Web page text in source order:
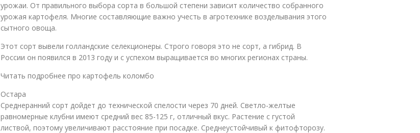
урожаи. От правильного выбора сорта в большой степени зависит количество собранного
урожая картофеля. Многие составляющие важно учесть в агротехнике возделывания этого
сытного овоща.
Этот сорт вывели голландские селекционеры. Строго говоря это не сорт, а гибрид. В
России он появился в 2013 году и с успехом выращивается во многих регионах страны.
Читать подробнее про картофель коломбо
Остара
Среднеранний сорт дойдет до технической спелости через 70 дней. Светло-желтые
равномерные клубни имеют средний вес 85-125 г, отличный вкус. Растение с густой
листвой, поэтому увеличивают расстояние при посадке. Среднеустойчивый к фитофторозу.